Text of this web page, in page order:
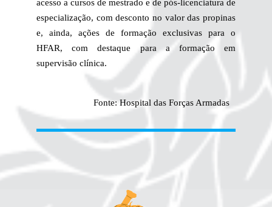
acesso a cursos de mestrado e de pós-licenciatura de
especialização, com desconto no valor das propinas
e, ainda, ações de formação exclusivas para o
HFAR, com destaque para a formação em
supervisão clínica.
Fonte: Hospital das Forças Armadas